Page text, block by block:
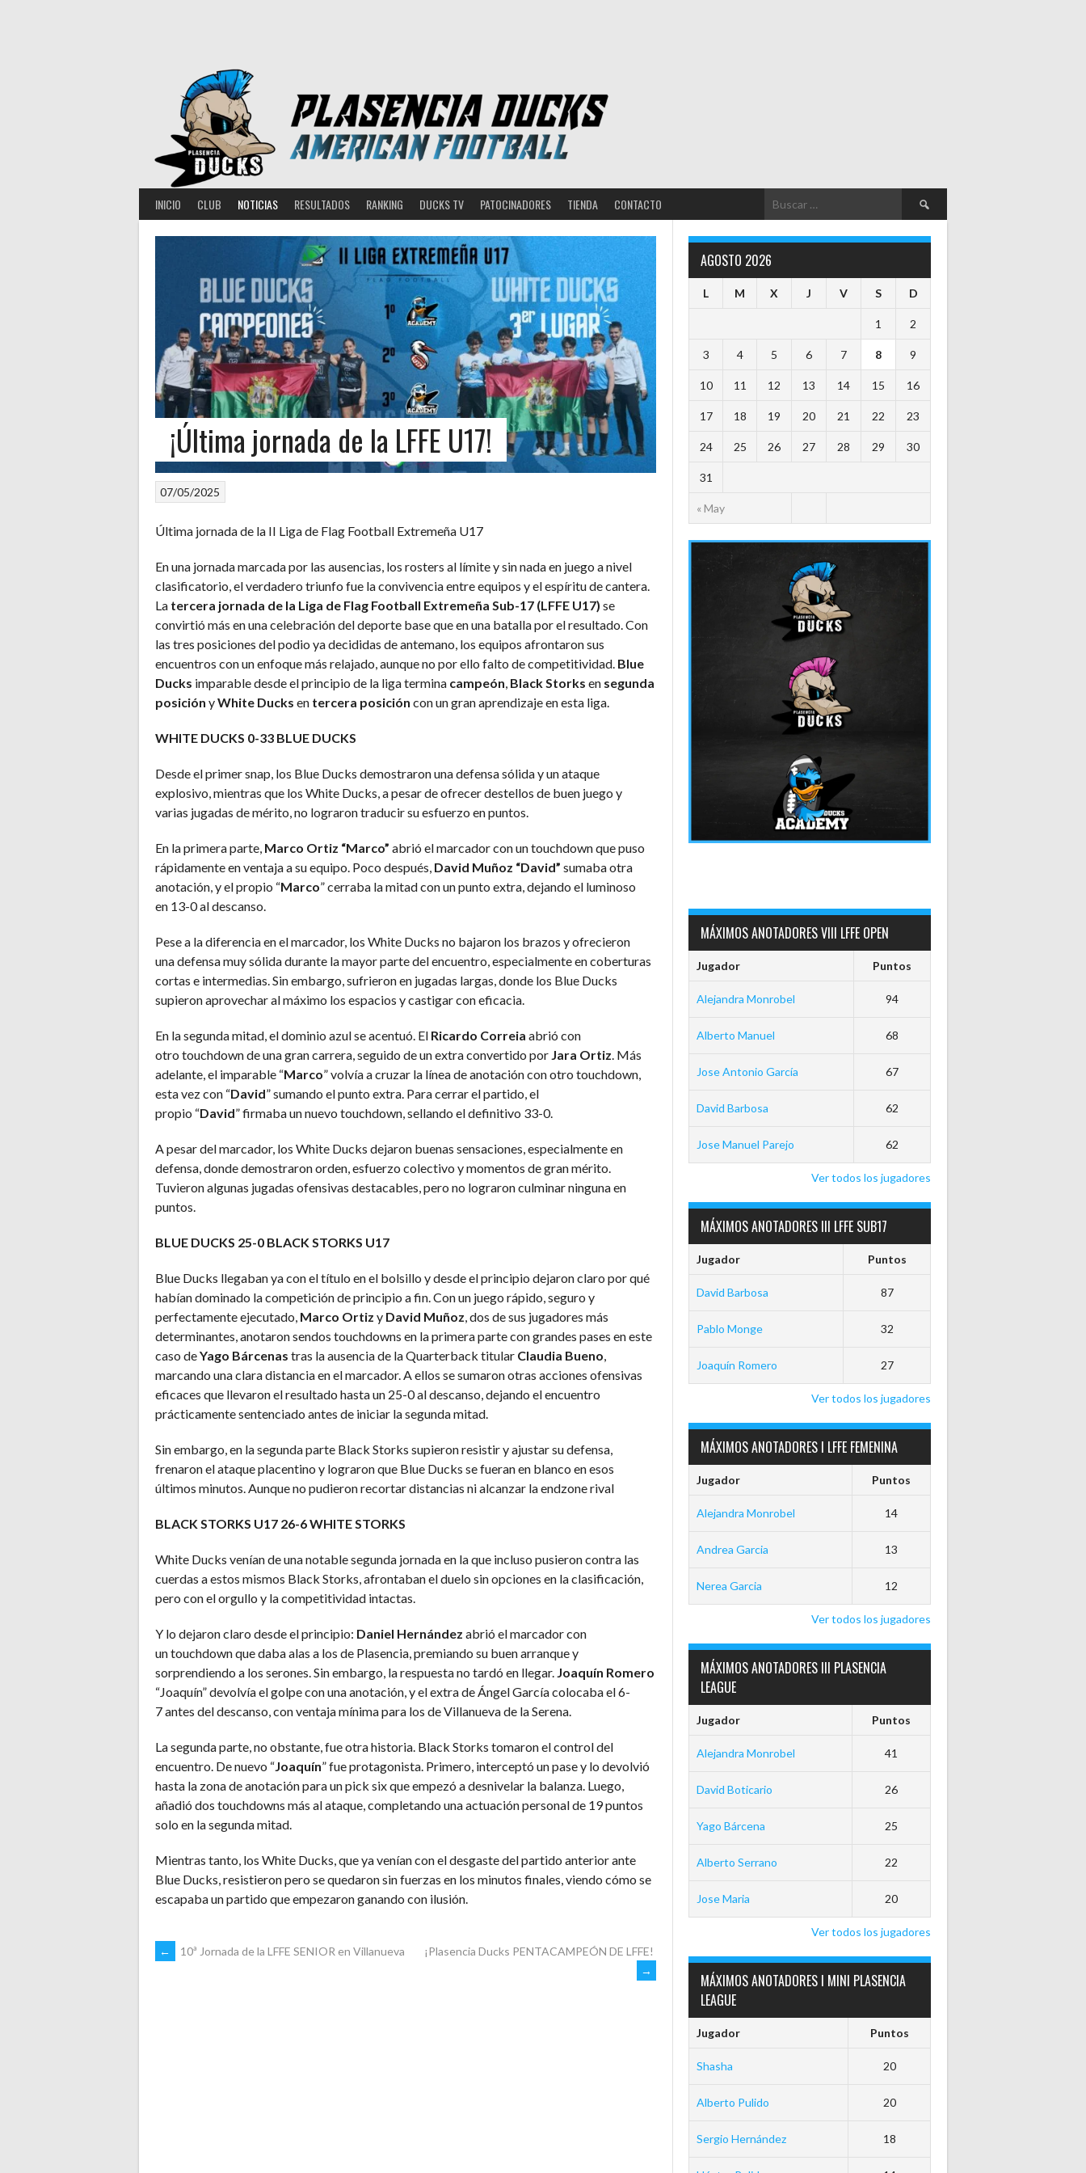
INICIO CLUB NOTICIAS RESULTADOS RANKING DUCKS TV PATOCINADORES TIENDA CONTACTO Buscar:
¡Última jornada de la LFFE U17!
07/05/2025
Última jornada de la II Liga de Flag Football Extremeña U17
En una jornada marcada por las ausencias, los rosters al límite y sin nada en juego a nivel
clasificatorio, el verdadero triunfo fue la convivencia entre equipos y el espíritu de cantera.
La tercera jornada de la Liga de Flag Football Extremeña Sub-17 (LFFE U17) se
convirtió más en una celebración del deporte base que en una batalla por el resultado. Con
las tres posiciones del podio ya decididas de antemano, los equipos afrontaron sus
encuentros con un enfoque más relajado, aunque no por ello falto de competitividad. Blue
Ducks imparable desde el principio de la liga termina campeón, BlackStorks en segunda
posición yWhite Ducks en tercera posición con un gran aprendizaje en esta liga.
WHITE DUCKS 0-33 BLUE DUCKS
Desde el primer snap, los Blue Ducks demostraron una defensa sólida y un ataque
explosivo, mientras que los White Ducks, a pesar de ofrecer destellos de buen juego y
varias jugadas de mérito, no lograron traducir su esfuerzo en puntos.
En la primera parte, Marco Ortiz “Marco” abrió el marcador con un touchdown que puso
rápidamente en ventaja a su equipo. Poco después, David Muñoz “David” sumaba otra
anotación, y el propio “Marco” cerraba la mitad con un punto extra, dejando el luminoso
en 13-0 al descanso.
Pese a la diferencia en el marcador, los White Ducks no bajaron los brazos y ofrecieron
una defensa muy sólida durante la mayor parte del encuentro, especialmente en coberturas
cortas e intermedias. Sin embargo, sufrieron en jugadas largas, donde los Blue Ducks
supieron aprovechar al máximo los espacios y castigar con eficacia.
En la segunda mitad, el dominio azul se acentuó. El Ricardo Correia abrió con
otro touchdown de una gran carrera, seguido de un extra convertido por Jara Ortiz. Más
adelante, el imparable “Marco” volvía a cruzar la línea de anotación con otro touchdown,
esta vez con “David” sumando el punto extra. Para cerrar el partido, el
propio “David” firmaba un nuevo touchdown, sellando el definitivo 33-0.
A pesar del marcador, los White Ducks dejaron buenas sensaciones, especialmente en
defensa, donde demostraron orden, esfuerzo colectivo y momentos de gran mérito.
Tuvieron algunas jugadas ofensivas destacables, pero no lograron culminar ninguna en
puntos.
BLUE DUCKS 25-0 BLACK STORKS U17
Blue Ducks llegaban ya con el título en el bolsillo y desde el principio dejaron claro por qué
habían dominado la competición de principio a fin. Con un juego rápido, seguro y
perfectamente ejecutado, Marco Ortiz y David Muñoz, dos de sus jugadores más
determinantes, anotaron sendos touchdowns en la primera parte con grandes pases en este
caso deYago Bárcenas tras la ausencia de la Quarterback titular Claudia Bueno,
marcando una clara distancia en el marcador. A ellos se sumaron otras acciones ofensivas
eficaces que llevaron el resultado hasta un 25-0 al descanso, dejando el encuentro
prácticamente sentenciado antes de iniciar la segunda mitad.
Sin embargo, en la segunda parte Black Storks supieron resistir y ajustar su defensa,
frenaron el ataque placentino y lograron que Blue Ducks se fueran en blanco en esos
últimos minutos. Aunque no pudieron recortar distancias ni alcanzar la endzone rival
BLACK STORKS U17 26-6 WHITE STORKS
White Ducks venían de una notable segunda jornada en la que incluso pusieron contra las
cuerdas a estos mismos Black Storks, afrontaban el duelo sin opciones en la clasificación,
pero con el orgullo y la competitividad intactas.
Y lo dejaron claro desde el principio: Daniel Hernández abrió el marcador con
un touchdown que daba alas a los de Plasencia, premiando su buen arranque y
sorprendiendo a los serones. Sin embargo, la respuesta no tardó en llegar. Joaquín Romero
“Joaquín” devolvía el golpe con una anotación, y el extra de Ángel García colocaba el 6-
7 antes del descanso, con ventaja mínima para los de Villanueva de la Serena.
La segunda parte, no obstante, fue otra historia. Black Storks tomaron el control del
encuentro. De nuevo “Joaquín” fue protagonista. Primero, interceptó un pase y lo devolvió
hasta la zona de anotación para un pick six que empezó a desnivelar la balanza. Luego,
añadió dos touchdowns más al ataque, completando una actuación personal de 19 puntos
solo en la segunda mitad.
Mientras tanto, los White Ducks, que ya venían con el desgaste del partido anterior ante
Blue Ducks, resistieron pero se quedaron sin fuerzas en los minutos finales, viendo cómo se
escapaba un partido que empezaron ganando con ilusión.
NAVEGACIÓN
← 10ª Jornada de la LFFE SENIOR en Villanueva
¡Plasencia Ducks PENTACAMPEÓN DE LFFE!
→
AGOSTO 2026
L M X J V S D
« May
1 2
3 4 5 6 7 8 9
10 11 12 13 14 15 16
17 18 19 20 21 22 23
24 25 26 27 28 29 30
31
MÁXIMOS ANOTADORES VIII LFFE OPEN
Jugador Puntos
Alejandra Monrobel 94
Alberto Manuel 68
Jose Antonio García 67
David Barbosa 62
Jose Manuel Parejo 62
Ver todos los jugadores
MÁXIMOS ANOTADORES III LFFE SUB17
Jugador Puntos
David Barbosa 87
Pablo Monge 32
Joaquín Romero 27
Ver todos los jugadores
MÁXIMOS ANOTADORES I LFFE FEMENINA
Jugador Puntos
Alejandra Monrobel 14
Andrea Garcia 13
Nerea Garcia 12
Ver todos los jugadores
MÁXIMOS ANOTADORES III PLASENCIA
LEAGUE
Jugador Puntos
Alejandra Monrobel 41
David Boticario 26
Yago Bárcena 25
Alberto Serrano 22
Jose Maria 20
Ver todos los jugadores
MÁXIMOS ANOTADORES I MINI PLASENCIA
LEAGUE
Jugador Puntos
Shasha 20
Alberto Pulido 20
Sergio Hernández 18